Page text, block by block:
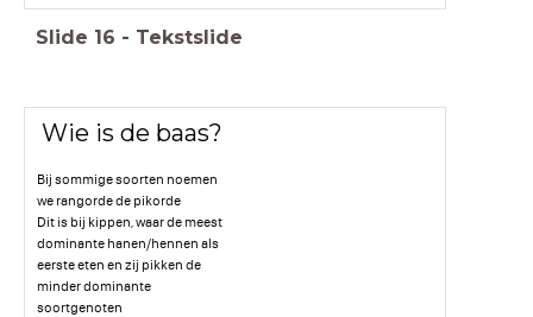
Slide 16 - Tekstslide
Wie is de baas?
Bij sommige soorten noemen
we rangorde de pikorde
Dit is bij kippen, waar de meest
dominante hanen/hennen als
eerste eten en zij pikken de
minder dominante
soortgenoten